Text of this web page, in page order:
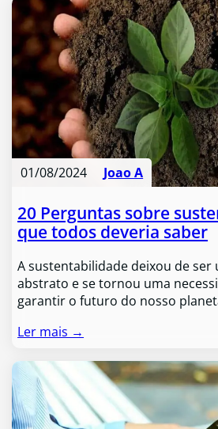
01/08/2024 Joao A
20 Perguntas sobre
que todos deveria saber
A sustentabilidade deixou de ser
abstrato e se tornou uma
garantir o futuro do nosso
Ler mais →